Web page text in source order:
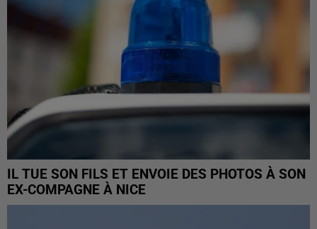
IL TUE SON FILS ET ENVOIE DES PHOTOS À SON
EX-COMPAGNE À NICE